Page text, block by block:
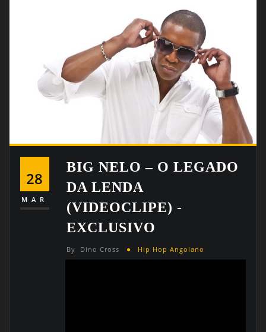
28
MAR
BIG NELO – O LEGADO
DA LENDA
(VIDEOCLIPE) -
EXCLUSIVO
By Dino Cross Hip Hop Angolano